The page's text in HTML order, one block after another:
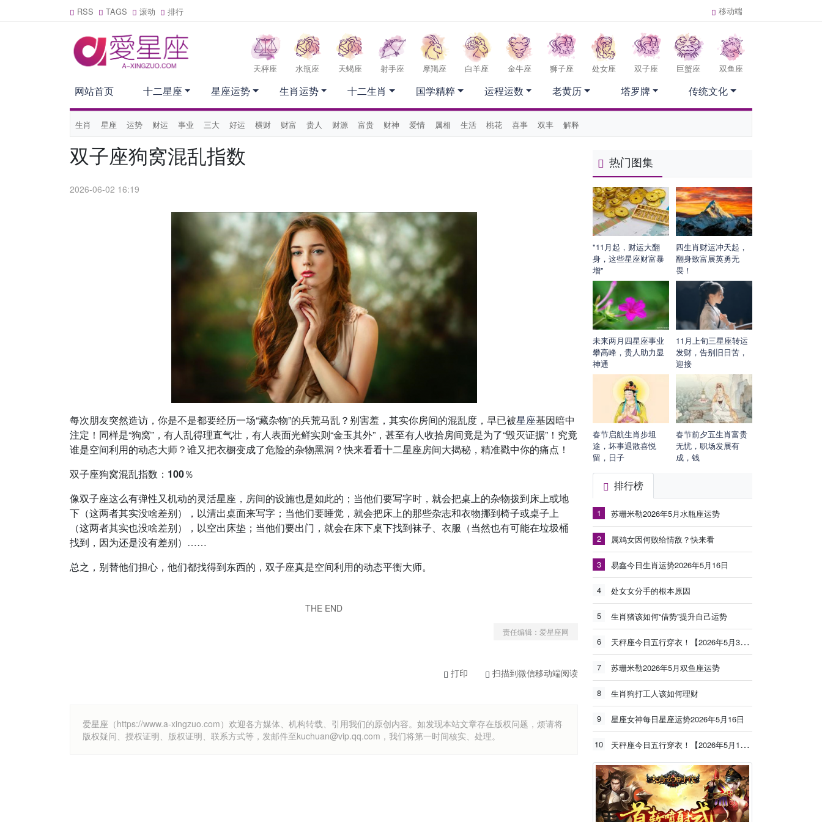
RSS TAGS 滚动 排行 移动端
天枰座 水瓶座 天蝎座 射手座 摩羯座 白羊座 金牛座 狮子座 处女座 双子座 巨蟹座 双鱼座
网站首页
生肖 星座 运势 财运 事业 三大 好运 横财 财富 贵人 财源 富贵 财神 爱情 属相 生活 桃花 喜事 双丰 解释
十二星座 星座运势 生肖运势 十二生肖 国学精粹 运程运数 老黄历 塔罗牌 传统文化
双子座狗窝混乱指数
2026-06-02 16:19
每次朋友突然造访，你是不是都要经历一场“藏杂物”的兵荒马乱？别害羞，其实你房间的混乱度，早已被星座基因暗中
注定！同样是“狗窝”，有人乱得理直气壮，有人表面光鲜实则“金玉其外”，甚至有人收拾房间竟是为了“毁灭证据”！究竟
谁是空间利用的动态大师？谁又把衣橱变成了危险的杂物黑洞？快来看看十二星座房间大揭秘，精准戳中你的痛点！
双子座狗窝混乱指数：100％
像双子座这么有弹性又机动的灵活星座，房间的设施也是如此的；当他们要写字时，就会把桌上的杂物拨到床上或地
下（这两者其实没啥差别），以清出桌面来写字；当他们要睡觉，就会把床上的那些杂志和衣物挪到椅子或桌子上
（这两者其实也没啥差别），以空出床垫；当他们要出门，就会在床下桌下找到袜子、衣服（当然也有可能在垃圾桶
找到，因为还是没有差别）……
总之，别替他们担心，他们都找得到东西的，双子座真是空间利用的动态平衡大师。
THE END
责任编辑：爱星座网
打印 扫描到微信移动端阅读
爱星座（https://www.a-xingzuo.com）欢迎各方媒体、机构转载、引用我们的原创内容。如发现本站文章存在版权问题，烦请将
版权疑问、授权证明、版权证明、联系方式等，发邮件至kuchuan@vip.qq.com，我们将第一时间核实、处理。
热门图集
"11月起，财运大翻
身，这些星座财富暴
增"
四生肖财运冲天起，
翻身致富展英勇无
畏！
未来两月四星座事业
攀高峰，贵人助力显
神通
11月上旬三星座转运
发财，告别旧日苦，
迎接
春节启航生肖步坦
途，坏事退散喜悦
留，日子
春节前夕五生肖富贵
无忧，职场发展有
成，钱
排行榜
1 苏珊米勒2026年5月水瓶座运势
2 属鸡女因何败给情敌？快来看
3 易鑫今日生肖运势2026年5月16日
4 处女女分手的根本原因
5 生肖猪该如何“借势”提升自己运势
6 天秤座今日五行穿衣！【2026年5月30日】
7 苏珊米勒2026年5月双鱼座运势
8 生肖狗打工人该如何理财
9 星座女神每日星座运势2026年5月16日
10 天秤座今日五行穿衣！【2026年5月19日】